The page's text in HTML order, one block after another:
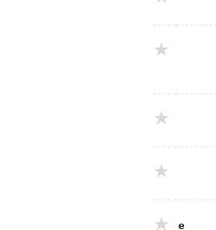
e